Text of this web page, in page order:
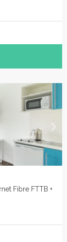
Fibre FTTB +